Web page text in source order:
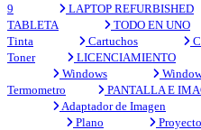
9
LAPTOP REFURBISHED
TABLETA
TODO EN UNO
Tinta
Cartuchos
Toner
LICENCIAMIENTO
Windows
Termometro
PANTALLA E
Adaptador de Imagen
Plano